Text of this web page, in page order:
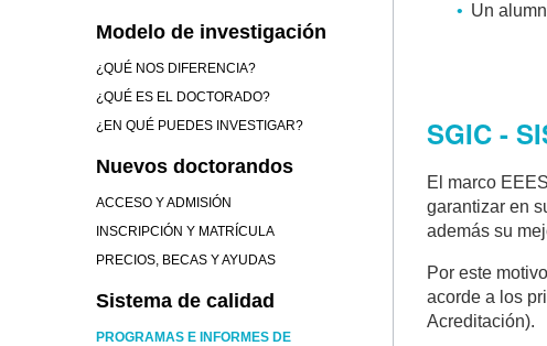
Un
SGIC -
El marco
garantizar en
además su
Por este
acorde a los
Acreditación).
Modelo de investigación
¿QUÉ NOS DIFERENCIA?
¿QUÉ ES EL DOCTORADO?
¿EN QUÉ PUEDES INVESTIGAR?
Nuevos doctorandos
ACCESO Y ADMISIÓN
INSCRIPCIÓN Y MATRÍCULA
PRECIOS, BECAS Y AYUDAS
Sistema de calidad
PROGRAMAS E INFORMES DE